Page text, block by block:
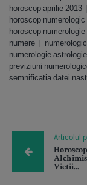
horoscop aprilie 2013
horoscop numerologic
horoscop numerologie
numere
numerologic
numerologie astrologie
previziuni
semnificatia datei
Articolul
Vietii...